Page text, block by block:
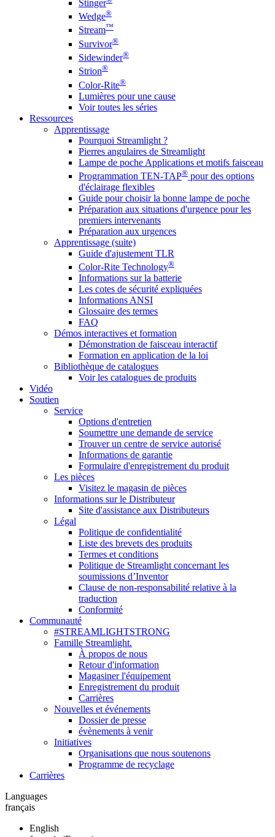
Stinger
Wedge®
Stream™
Survivor®
Sidewinder®
Strion®
Color-Rite®
Lumières pour une cause
Voir toutes les séries
Ressources
Apprentissage
Pourquoi Streamlight ?
Pierres angulaires de Streamlight
Lampe de poche Applications et motifs faisceau
Programmation TEN-TAP® pour des options
d'éclairage flexibles
Guide pour choisir la bonne lampe de poche
Préparation aux situations d'urgence pour les
premiers intervenants
Préparation aux urgences
Apprentissage (suite)
Guide d'ajustement TLR
Color-Rite Technology®
Informations sur la batterie
Les cotes de sécurité expliquées
Informations ANSI
Glossaire des termes
FAQ
Démos interactives et formation
Démonstration de faisceau interactif
Formation en application de la loi
Bibliothèque de catalogues
Voir les catalogues de produits
Vidéo
Soutien
Service
Options d'entretien
Soumettre une demande de service
Trouver un centre de service autorisé
Informations de garantie
Formulaire d'enregistrement du produit
Les pièces
Visitez le magasin de pièces
Informations sur le Distributeur
Site d'assistance aux Distributeurs
Légal
Politique de confidentialité
Liste des brevets des produits
Termes et conditions
Politique de Streamlight concernant les
soumissions d’Inventor
Clause de non-responsabilité relative à la
traduction
Conformité
Communauté
#STREAMLIGHTSTRONG
Famille Streamlight.
À propos de nous
Retour d'information
Magasiner l'équipement
Enregistrement du produit
Carrières
Nouvelles et événements
Dossier de presse
évènements à venir
Initiatives
Organisations que nous soutenons
Programme de recyclage
Carrières
Languages
français
English